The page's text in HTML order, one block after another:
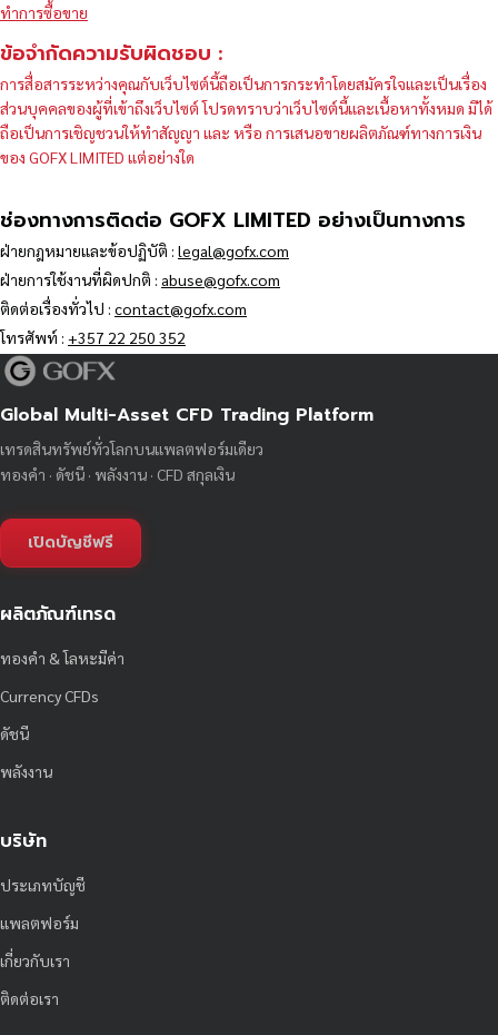
ทำการซื้อขาย
ข้อจำกัดความรับผิดชอบ :
การสื่อสารระหว่างคุณกับเว็บไซต์นี้ถือเป็นการกระทำโดยสมัครใจและเป็นเรื่อง
ส่วนบุคคลของผู้ที่เข้าถึงเว็บไซต์ โปรดทราบว่าเว็บไซต์นี้และเนื้อหาทั้งหมด มิได้
ถือเป็นการเชิญชวนให้ทำสัญญา และ หรือ การเสนอขายผลิตภัณฑ์ทางการเงิน
ของ GOFX LIMITED แต่อย่างใด
ช่องทางการติดต่อ GOFX LIMITED อย่างเป็นทางการ
ฝ่ายกฎหมายและข้อปฏิบัติ : legal@gofx.com
ฝ่ายการใช้งานที่ผิดปกติ : abuse@gofx.com
ติดต่อเรื่องทั่วไป : contact@gofx.com
โทรศัพท์ : +357 22 250 352
Global Multi-Asset CFD Trading Platform
เทรดสินทรัพย์ทั่วโลกบนแพลตฟอร์มเดียว
ทองคำ · ดัชนี · พลังงาน · CFD สกุลเงิน
เปิดบัญชีฟรี
ผลิตภัณฑ์เทรด
ทองคำ & โลหะมีค่า
Currency CFDs
ดัชนี
พลังงาน
บริษัท
ประเภทบัญชี
แพลตฟอร์ม
เกี่ยวกับเรา
ติดต่อเรา